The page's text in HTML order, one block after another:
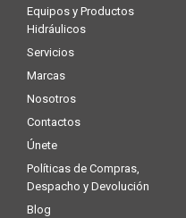
Equipos y Productos
Hidráulicos
Servicios
Marcas
Nosotros
Contactos
Únete
Políticas de Compras,
Despacho y Devolución
Blog